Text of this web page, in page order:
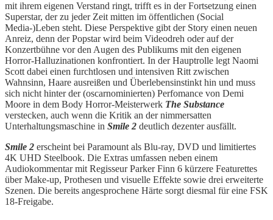
mit ihrem eigenen Verstand ringt, trifft es in der Fortsetzung einen
Superstar, der zu jeder Zeit mitten im öffentlichen (Social
Media-)Leben steht. Diese Perspektive gibt der Story einen neuen
Anreiz, denn der Popstar wird beim Videodreh oder auf der
Konzertbühne vor den Augen des Publikums mit den eigenen
Horror-Halluzinationen konfrontiert. In der Hauptrolle legt Naomi
Scott dabei einen furchtlosen und intensiven Ritt zwischen
Wahnsinn, Haare ausreißen und Überlebensinstinkt hin und muss
sich nicht hinter der (oscarnominierten) Perfomance von Demi
Moore in dem Body Horror-Meisterwerk The Substance
verstecken, auch wenn die Kritik an der nimmersatten
Unterhaltungsmaschine in Smile 2 deutlich dezenter ausfällt.
Smile 2 erscheint bei Paramount als Blu-ray, DVD und limitiertes
4K UHD Steelbook. Die Extras umfassen neben einem
Audiokommentar mit Regisseur Parker Finn 6 kürzere Featurettes
über Make-up, Prothesen und visuelle Effekte sowie drei erweiterte
Szenen. Die bereits angesprochene Härte sorgt diesmal für eine FSK
18-Freigabe.